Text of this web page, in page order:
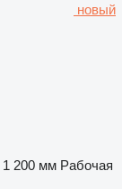
новый
1 200 мм Рабочая